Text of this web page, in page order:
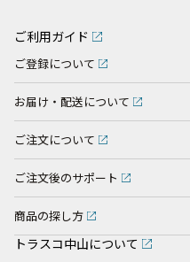
ご利用ガイド
ご登録について
お届け・配送について
ご注文について
ご注文後のサポート
商品の探し方
トラスコ中山について